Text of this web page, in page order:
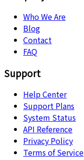
Who We Are
Blog
Contact
FAQ
Support
Help Center
Support Plans
System Status
API Reference
Privacy Policy
Terms of Service